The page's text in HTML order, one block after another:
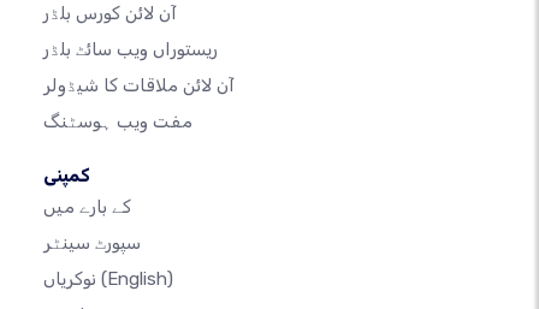
آن لائن کورس بلڈر
ریستوراں ویب سائٹ بلڈر
آن لائن ملاقات کا شیڈولر
مفت ویب ہوسٹنگ
کمپنی
کے بارے میں
سپورٹ سینٹر
(English)